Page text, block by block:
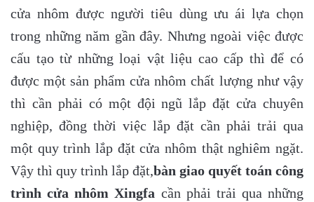
cửa nhôm được người tiêu dùng ưu ái lựa chọn
trong những năm gần đây. Nhưng ngoài việc được
cấu tạo từ những loại vật liệu cao cấp thì để có
được một sản phẩm cửa nhôm chất lượng như vậy
thì cần phải có một đội ngũ lắp đặt cửa chuyên
nghiệp, đồng thời việc lắp đặt cần phải trải qua
một quy trình lắp đặt cửa nhôm thật nghiêm ngặt.
Vậy thì quy trình lắp đặt,bàn giao quyết toán công
trình cửa nhôm Xingfa cần phải trải qua những